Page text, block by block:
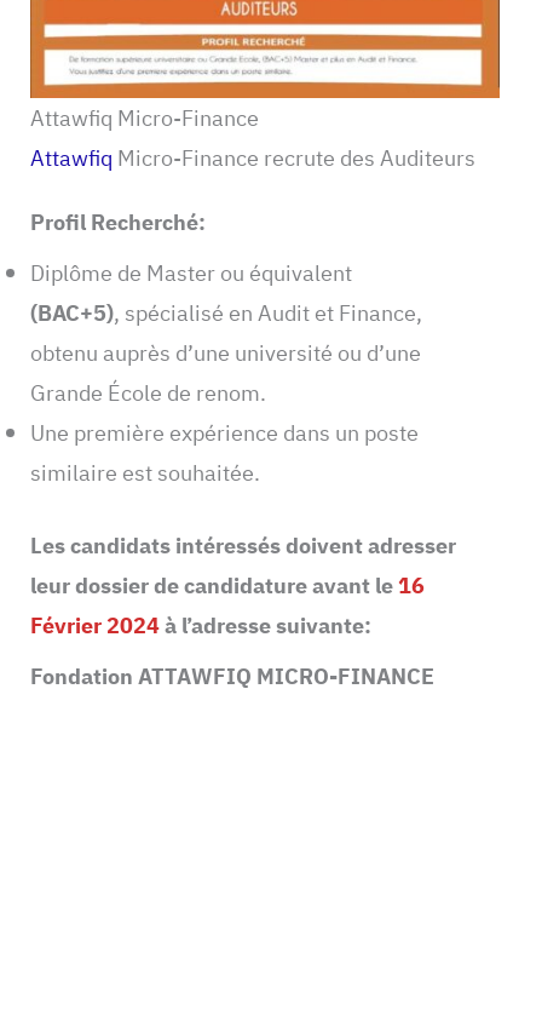
Attawfiq Micro-Finance
Attawfiq Micro-Finance recrute des Auditeurs
Profil Recherché:
Diplôme de Master ou équivalent
(BAC+5), spécialisé en Audit et Finance,
obtenu auprès d’une université ou d’une
Grande École de renom.
Une première expérience dans un poste
similaire est souhaitée.
Les candidats intéressés doivent adresser
leur dossier de candidature avant le16
Février 2024à l’adresse suivante:
Fondation ATTAWFIQ MICRO-FINANCE